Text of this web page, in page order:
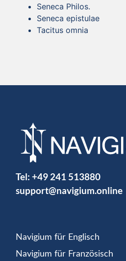
Seneca Philos.
Seneca epistulae
Tacitus omnia
Tel: +49 241 513880
support@navigium.online
Navigium für Englisch
Navigium für Französisch